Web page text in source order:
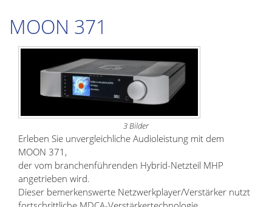
MOON 371
3 Bilder
Erleben Sie unvergleichliche Audioleistung mit dem
MOON 371,
der vom branchenführenden Hybrid-Netzteil MHP
angetrieben wird.
Dieser bemerkenswerte Netzwerkplayer/Verstärker nutzt